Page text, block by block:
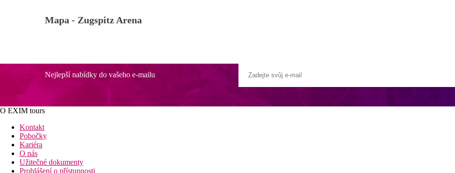
Mapa - Zugspitz Arena
Nejlepší nabídky do vašeho e-mailu
O EXIM tours
Kontakt
Pobočky
Kariéra
O nás
Užitečné dokumenty
Prohlášení o přístupnosti